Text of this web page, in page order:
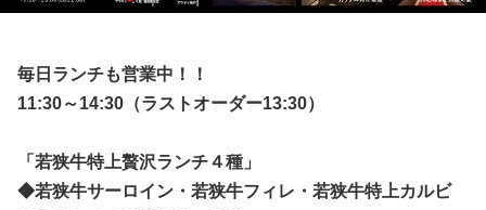
毎日ランチも営業中！！
11:30～14:30（ラストオーダー13:30）
「若狭牛特上贅沢ランチ４種」
◆若狭牛サーロイン・若狭牛フィレ・若狭牛特上カルビ